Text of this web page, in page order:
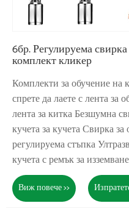
6бр. Регулируема
комплект кликер
Комплекти за обучение на
спрете да лаете с лента за
лента за китка Безшумна
кучета за кучета Свирка
регулируема стъпка
кучета с ремък за
Виж повече >>